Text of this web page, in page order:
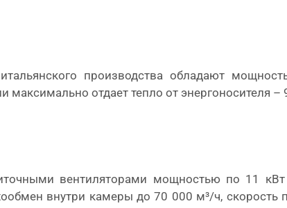
производства обладают
отдает тепло от энергоносителя –
вентиляторами мощностью по 11
внутри камеры до 70 000 м³/ч, скорость